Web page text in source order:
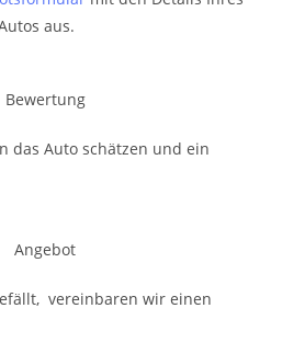
aus.
das Auto schätzen und ein
vereinbaren wir einen